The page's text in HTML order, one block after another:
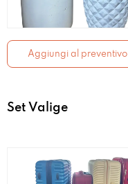
Aggiungi al preventivo
Set Valige